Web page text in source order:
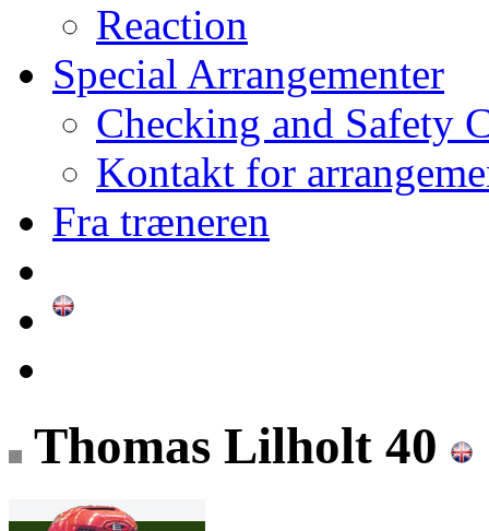
Reaction
Special Arrangementer
Checking and Safety
Kontakt for
Fra træneren
Thomas Lilholt 40